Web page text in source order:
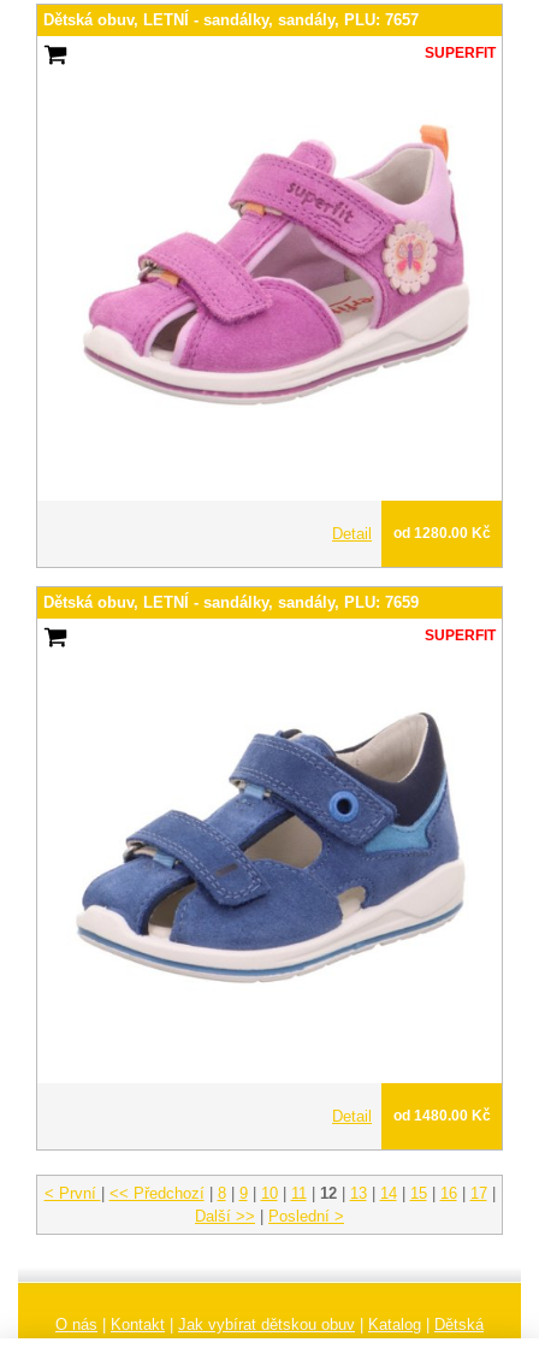
Dětská obuv, LETNÍ - sandálky, sandály, PLU: 7657
SUPERFIT
Detail od 1280.00 Kč
Dětská obuv, LETNÍ - sandálky, sandály, PLU: 7659
SUPERFIT
Detail od 1480.00 Kč
< První << Předchozí| 8| 9| 10| 11| 12| 13| 14| 15| 16| 17|
Další >>
Poslední >
O nás Kontakt Jak vybírat dětskou obuv Katalog
Dětská